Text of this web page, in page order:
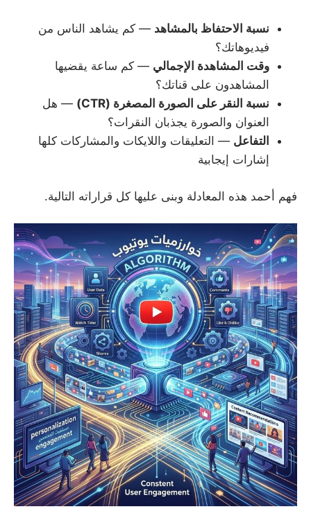
نسبة الاحتفاظ بالمشاهد — كم يشاهد الناس من
فيديوهاتك؟
وقت المشاهدة الإجمالي — كم ساعة يقضيها
المشاهدون على قناتك؟
نسبة النقر على الصورة المصغرة (CTR)
— هل
العنوان والصورة يجذبان النقرات؟
التفاعل — التعليقات واللايكات والمشاركات كلها
إشارات إيجابية
فهم أحمد هذه المعادلة وبنى عليها كل قراراته التالية.